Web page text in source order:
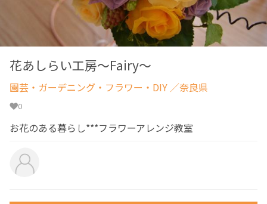
花あしらい工房～Fairy～
園芸・ガーデニング・フラワー・DIY ／奈良県
0
お花のある暮らし***フラワーアレンジ教室